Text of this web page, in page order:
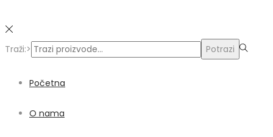
Traži:> Potrazi
Početna
O nama